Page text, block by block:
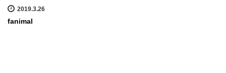
2019.3.26
fanimal